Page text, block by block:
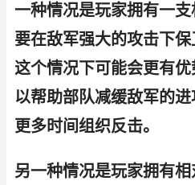
一种情况是玩家拥有一
要在敌军强大的攻击下
这个情况下可能会更有
以帮助部队减缓敌军的
更多时间组织反击。
另一种情况是玩家拥有